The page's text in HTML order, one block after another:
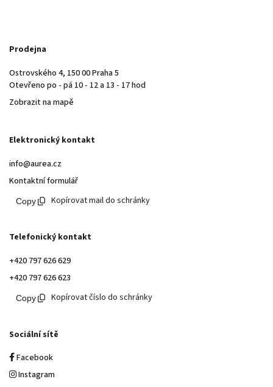
Prodejna
Ostrovského 4, 150 00 Praha 5
Otevřeno po - pá 10 - 12 a 13 - 17 hod
Zobrazit na mapě
Elektronický kontakt
info@aurea.cz
Kontaktní formulář
Kopírovat mail do schránky
Telefonický kontakt
+420 797 626 629
+420 797 626 623
Kopírovat číslo do schránky
Sociální sítě
Facebook
Instagram